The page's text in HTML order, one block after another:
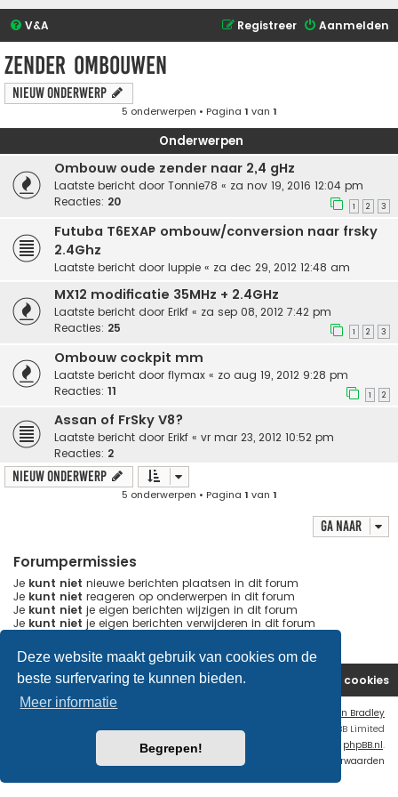
Deze website maakt gebruik van cookies om de
beste surfervaring te kunnen bieden.
Meer informatie
Begrepen!
V&A Aanmelden
Registreer
zender ombouwen
Nieuw onderwerp
5 onderwerpen • Pagina 1 van 1
Onderwerpen
Ombouw oude zender naar 2,4 gHz
Laatste bericht door Tonnie78 « za nov 19, 2016 12:04 pm
Reacties: 20 1 2 3
Futuba T6EXAP ombouw/conversion naar frsky
2.4Ghz
Laatste bericht door luppie « za dec 29, 2012 12:48 am
MX12 modificatie 35MHz + 2.4GHz
Laatste bericht door Erikf « za sep 08, 2012 7:42 pm
Reacties: 25 1 2 3
Ombouw cockpit mm
Laatste bericht door flymax « zo aug 19, 2012 9:28 pm
Reacties: 11 1 2
Assan of FrSky V8?
Laatste bericht door Erikf « vr mar 23, 2012 10:52 pm
Reacties: 2
Nieuw onderwerp
5 onderwerpen • Pagina 1 van 1
Ga naar
Forumpermissies
Je kunt niet nieuwe berichten plaatsen in dit forum
Je kunt niet reageren op onderwerpen in dit forum
Je kunt niet je eigen berichten wijzigen in dit forum
Je kunt niet je eigen berichten verwijderen in dit forum
Website Forum Verwijder cookies
Contact
Ian Bradley
Powered byphpBB® Forum Software © phpBB Limited
phpBB.nl.
Privacy
Gebruikersvoorwaarden